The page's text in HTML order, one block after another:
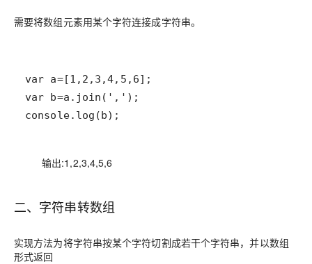
需要将数组元素用某个字符连接成字符串。
console.log(b);
输出:1,2,3,4,5,6
二、字符串转数组
实现方法为将字符串按某个字符切割成若干个字符串，并以数组
形式返回